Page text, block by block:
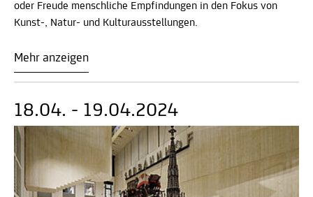
oder Freude menschliche Empfindungen in den Fokus von
Kunst-, Natur- und Kulturausstellungen.
Mehr anzeigen
18.04. - 19.04.2024